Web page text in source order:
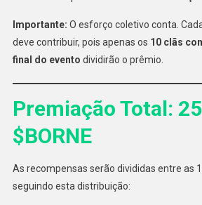
Importante: O esforço coletivo conta.
deve contribuir, pois apenas os 10 clãs
final do evento dividirão o prêmio.
Premiação Total:
$BORNE
As recompensas serão divididas entre as
seguindo esta distribuição: